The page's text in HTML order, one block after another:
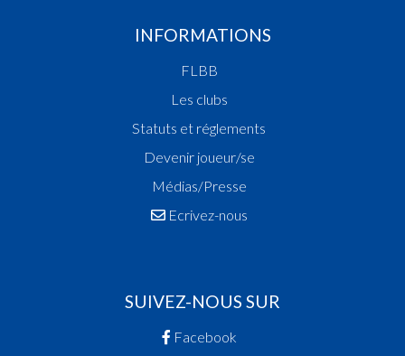
INFORMATIONS
FLBB
Les clubs
Statuts et réglements
Devenir joueur/se
Médias/Presse
Ecrivez-nous
SUIVEZ-NOUS SUR
Facebook